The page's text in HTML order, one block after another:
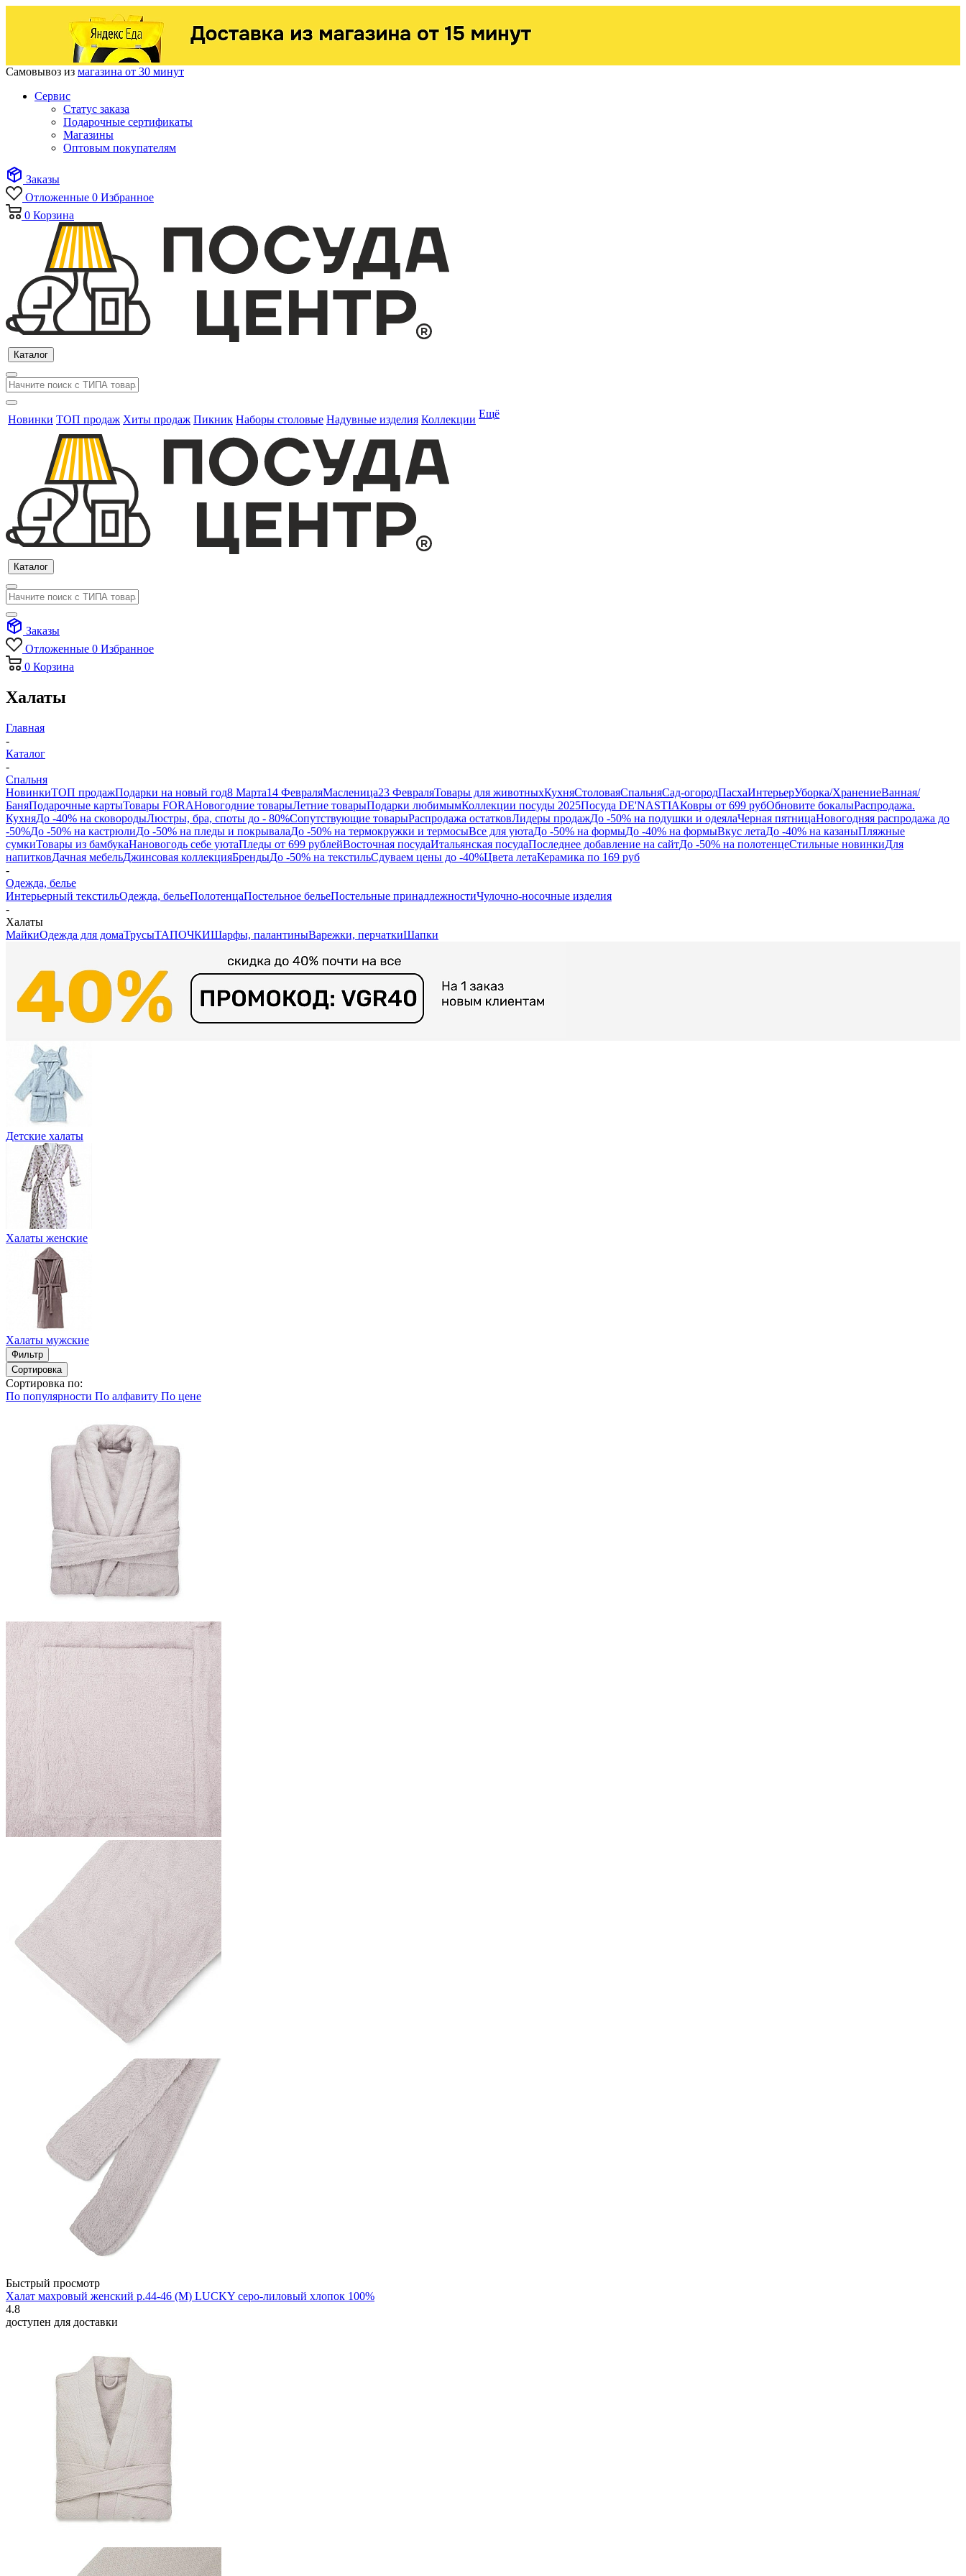
Самовывоз из магазина от 30 минут
Сервис
Статус заказа
Подарочные сертификаты
Магазины
Оптовым покупателям
Заказы
Отложенные 0 Избранное
0 Корзина
Каталог
Новинки ТОП продаж Хиты продаж Пикник Наборы столовые Надувные изделия Коллекции Ещё
Каталог
Заказы
Отложенные 0 Избранное
0 Корзина
Халаты
Главная
-
Каталог
-
Спальня
НовинкиТОП продажПодарки на новый год8 Марта14 ФевраляМасленица23 ФевраляТовары для животныхКухняСтоловаяСпальняСад-огородПасхаИнтерьерУборка/ХранениеВанная/
БаняПодарочные картыТовары FORAНовогодние товарыЛетние товарыПодарки любимымКоллекции посуды 2025Посуда DE'NASTIAКовры от 699 рубОбновите бокалыРаспродажа.
КухняДо -40% на сковородыЛюстры, бра, споты до - 80%Сопутствующие товарыРаспродажа остатковЛидеры продажДо -50% на подушки и одеялаЧерная пятницаНовогодняя распродажа до
-50%До -50% на кастрюлиДо -50% на пледы и покрывалаДо -50% на термокружки и термосыВсе для уютаДо -50% на формыДо -40% на формыВкус летаДо -40% на казаныПляжные
сумкиТовары из бамбукаНановогодь себе уютаПледы от 699 рублейВосточная посудаИтальянская посудаПоследнее добавление на сайтДо -50% на полотенцеСтильные новинкиДля
напитковДачная мебельДжинсовая коллекцияБрендыДо -50% на текстильСдуваем цены до -40%Цвета летаКерамика по 169 руб
-
Одежда, белье
Интерьерный текстильОдежда, бельеПолотенцаПостельное бельеПостельные принадлежностиЧулочно-носочные изделия
-
Халаты
МайкиОдежда для домаТрусыТАПОЧКИШарфы, палантиныВарежки, перчаткиШапки
Детские халаты
Халаты женские
Халаты мужские
Фильтр
Сортировка
Сортировка по:
По популярности По алфавиту По цене
Быстрый просмотр
Халат махровый женский р.44-46 (М) LUCKY серо-лиловый хлопок 100%
4.8
доступен для доставки